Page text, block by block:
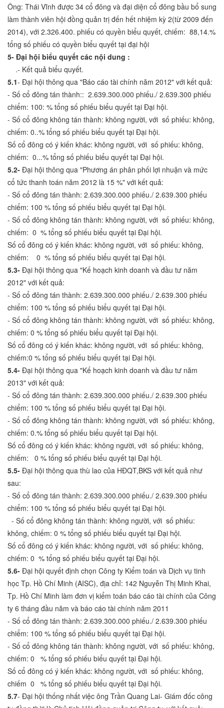
Ông: Thái Vĩnh được 34 cổ đông và đại diện cổ đông bầu bổ sung
làm thành viên hội đồng quản trị đến hết nhiệm kỳ 2(từ 2009 đến
2014), với 2.326.400. phiếu có quyền biểu quyết, chiếm: 88,14.%
tổng số phiếu có quyền biểu quyết tại đại hội
5- Đại hội biểu quyết các nội dung :
.- Kết quả biểu quyết.
5.1- Đại hội thông qua "Báo cáo tài chính năm 2012" với kết quả:
- Số cổ đông tán thành:: 2.639.300.000 phiếu./ 2.639.300 phiếu
chiểm: 100: % tổng số phiếu biểu quyết tại Đại hội.
- Số cổ đông không tán thành: không người, với số phiếu: không,
chiếm: 0..% tổng số phiếu biểu quyết tại Đại hội.
Số cổ đông có ý kiến khác: không người, với số phiếu: không,
chiếm: 0...% tổng số phiếu biểu quyết tại Đại hội.
5.2- Đại hội thông qua "Phương án phân phối lợi nhuận và mức
cổ tức thanh toán năm 2012 là 15 %" với kết quả:
- Số cổ đông tán thành: 2.639.300.000 phiếu./ 2.639.300 phiếu
chiểm: 100 % tổng số phiếu biểu quyết tại Đại hội.
- Số cổ đông không tán thành: không người, với số phiếu: không,
chiếm: 0 % tổng số phiếu biểu quyết tại Đại hội.
Số cổ đông có ý kiến khác: không người, với số phiếu: không,
chiếm: 0 % tổng số phiếu biểu quyết tại Đại hội.
5.3- Đại hội thông qua "Kế hoạch kinh doanh và đầu tư năm
2012" với kết quả:
- Số cổ đông tán thành: 2.639.300.000 phiếu./ 2.639.300 phiếu
chiểm: 100 % tổng số phiếu biểu quyết tại Đại hội.
- Số cổ đông không tán thành: không người, với số phiếu: không,
chiếm: 0 % tổng số phiếu biểu quyết tại Đại hội.
Số cổ đông có ý kiến khác: không người, với số phiếu: không,
chiếm:0 % tổng số phiếu biểu quyết tại Đại hội.
5.4- Đại hội thông qua "Kế hoạch kinh doanh và đầu tư năm
2013" với kết quả:
- Số cổ đông tán thành: 2.639.300.000 phiếu./ 2.639.300 phiếu
chiểm: 100 % tổng số phiếu biểu quyết tại Đại hội.
- Số cổ đông không tán thành: không người, với số phiếu: không,
chiếm: 0.% tổng số phiếu biểu quyết tại Đại hội.
Số cổ đông có ý kiến khác: không người, với số phiếu: không,
chiếm: 0 % tổng số phiếu biểu quyết tại Đại hội.
5.5- Đại hội thông qua thù lao của HĐQT,BKS với kết quả như
sau:
- Số cổ đông tán thành: 2.639.300.000 phiếu./ 2.639.300 phiếu
chiểm: 100 % tổng số phiếu biểu quyết tại Đại hội.
- Số cổ đông không tán thành: không người, với số phiếu:
không, chiếm: 0 % tổng số phiếu biểu quyết tại Đại hội.
Số cổ đông có ý kiến khác: không người, với số phiếu: không,
chiếm: 0 % tổng số phiếu biểu quyết tại Đại hội.
5.6- Đại hội quyết định chọn Công ty Kiểm toán và Dịch vụ tinh
học Tp. Hồ Chí Minh (AISC), địa chỉ: 142 Nguyễn Thị Minh Khai,
Tp. Hồ Chí Minh làm đơn vị kiểm toán báo cáo tài chính của Công
ty 6 tháng đầu năm và báo cáo tài chính năm 2011
- Số cổ đông tán thành: 2.639.300.000 phiếu./ 2.639.300 phiếu
chiểm: 100 % tổng số phiếu biểu quyết tại Đại hội.
- Số cổ đông không tán thành: không người, với số phiếu: không,
chiếm: 0 % tổng số phiếu biểu quyết tại Đại hội.
Số cổ đông có ý kiến khác: không người, với số phiếu: không,
chiếm 0 % tổng số phiếu biểu quyết tại Đại hội.
5.7- Đại hội thống nhất việc ông Trần Quang Lai- Giám đốc công